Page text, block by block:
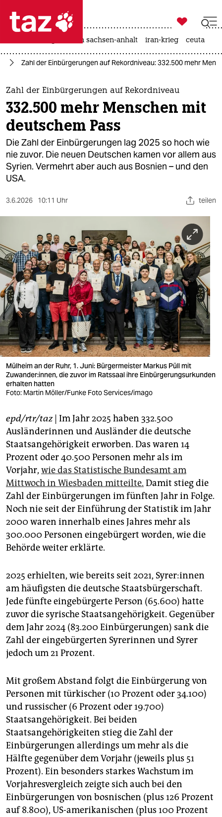
 taz zahl ich
taz zahl ich
themen
politik
öko
gesellschaft
kultur
sport
nord
wahrheit
verlag
verlag
veranstaltungen
shop
fragen & hilfe
unterstützen
genossenschaft
epaper login

taz zahl ich
landtagswahl in sachsen-anhalt iran-krieg ceuta
Zahl der Einbürgerungen auf Rekordniveau: 332.500 mehr
Zahl der Einbürgerungen auf Rekordniveau
332.500 mehr Menschen mit
deutschem Pass
Die Zahl der Einbürgerungen lag 2025 so hoch wie
nie zuvor. Die neuen Deutschen kamen vor allem aus
Syrien. Vermehrt aber auch aus Bosnien – und den
USA.
3.6.2026 10:11 Uhr teilen
Mülheim an der Ruhr, 1. Juni: Bürgermeister Markus Püll mit
Zuwander:innen, die zuvor im Ratssaal ihre Einbürgerungsurkunden
erhalten hatten
Foto: Martin Möller/Funke Foto Services/imago
epd/rtr/taz| Im Jahr 2025 haben 332.500
Ausländerinnen und Ausländer die deutsche
Staatsangehörigkeit erworben. Das waren 14
Prozent oder 40.500 Personen mehr als im
Vorjahr, wie das Statistische Bundesamt am
Mittwoch in Wiesbaden mitteilte. Damit stieg die
Zahl der Einbürgerungen im fünften Jahr in Folge.
Noch nie seit der Einführung der Statistik im Jahr
2000 waren innerhalb eines Jahres mehr als
300.000 Personen eingebürgert worden, wie die
Behörde weiter erklärte.
2025 erhielten, wie bereits seit 2021, Sy­re­r:in­nen
am häufigsten die deutsche Staatsbürgerschaft.
Jede fünfte eingebürgerte Person (65.600) hatte
zuvor die syrische Staatsangehörigkeit. Gegenüber
dem Jahr 2024 (83.200 Einbürgerungen) sank die
Zahl der eingebürgerten Syrerinnen und Syrer
jedoch um 21 Prozent.
Mit großem Abstand folgt die Einbürgerung von
Personen mit türkischer (10 Prozent oder 34.100)
und russischer (6 Prozent oder 19.700)
Staatsangehörigkeit. Bei beiden
Staatsangehörigkeiten stieg die Zahl der
Einbürgerungen allerdings um mehr als die
Hälfte gegenüber dem Vorjahr (jeweils plus 51
Prozent). Ein besonders starkes Wachstum im
Vorjahresvergleich zeigte sich auch bei den
Einbürgerungen von bosnischen (plus 126 Prozent
auf 8.800), US-amerikanischen (plus 100 Prozent